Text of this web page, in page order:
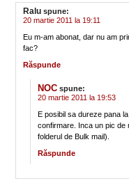
Ralu spune:
20 martie 2011 la 19:11
Eu m-am abonat, dar nu am
fac?
Răspunde
NOC spune:
20 martie 2011 la 19:53
E posibil sa dureze pana
confirmare. Inca un pic
folderul de Bulk mail).
Răspunde